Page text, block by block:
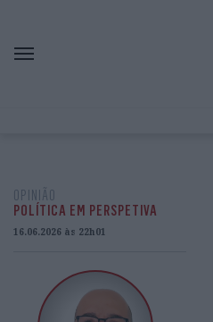
OPINIÃO
POLÍTICA EM PERSPETIVA
16.06.2026 às 22h01